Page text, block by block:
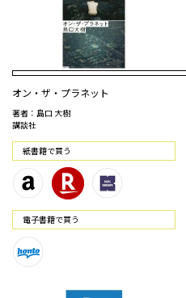
オン・ザ・プラネット
著者：島口 大樹
講談社
紙書籍で買う
電⼦書籍で買う